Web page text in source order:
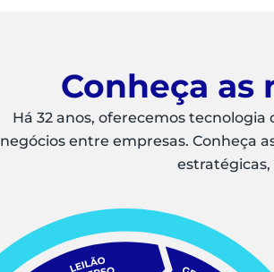
Conheça as
Há 32 anos, oferecemos
negócios entre empresas. Conheça